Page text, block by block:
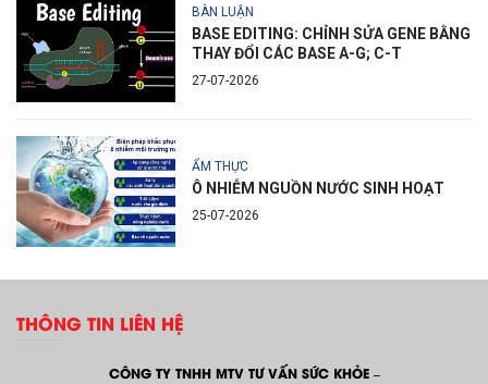
BÀN LUẬN
BASE EDITING: CHỈNH SỬA GENE BẰNG
THAY ĐỔI CÁC BASE A-G; C-T
27-07-2026
ẨM THỰC
Ô NHIỄM NGUỒN NƯỚC SINH HOẠT
25-07-2026
THÔNG TIN LIÊN HỆ
CÔNG TY TNHH MTV TƯ VẤN SỨC KHỎE –